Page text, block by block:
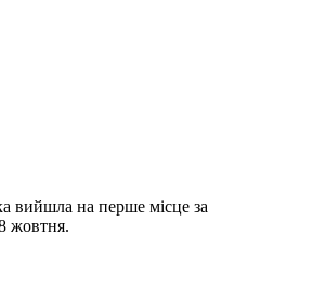
вийшла на перше місце за
жовтня.